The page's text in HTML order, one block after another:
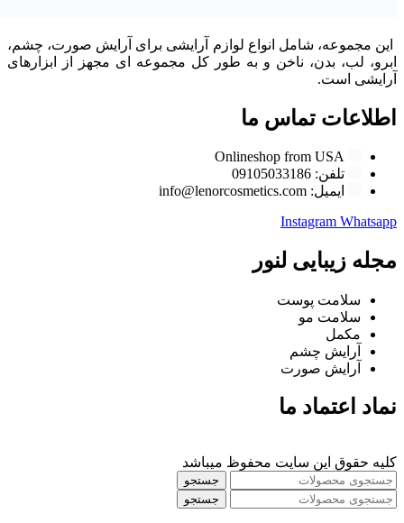
این مجموعه، شامل انواع لوازم آرایشی برای آرایش صورت، چشم،
ابرو، لب، بدن، ناخن و به طور کل مجموعه ای مجهز از ابزارهای
آرایشی است.
اطلاعات تماس ما
Onlineshop from USA
تلفن: 09105033186
ایمیل: info@lenorcosmetics.com
Instagram Whatsapp
مجله زیبایی لنور
سلامت پوست
سلامت مو
مکمل
آرایش چشم
آرایش صورت
نماد اعتماد ما
کلیه حقوق این سایت محفوظ میباشد
جستجو
جستجو